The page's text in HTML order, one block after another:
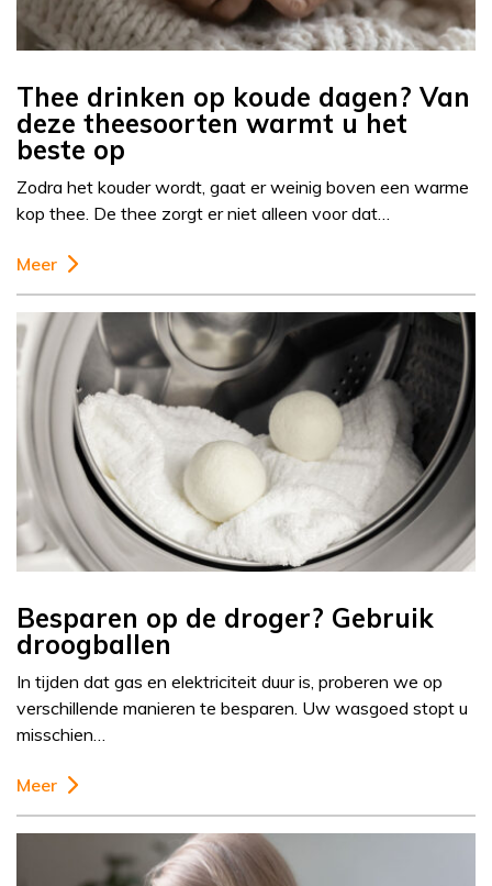
Thee drinken op koude dagen? Van
deze theesoorten warmt u het
beste op
Zodra het kouder wordt, gaat er weinig boven een warme
kop thee. De thee zorgt er niet alleen voor dat…
Meer
Besparen op de droger? Gebruik
droogballen
In tijden dat gas en elektriciteit duur is, proberen we op
verschillende manieren te besparen. Uw wasgoed stopt u
misschien…
Meer